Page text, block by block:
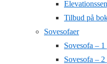
Tilbud på
Sovesofaer
Sovesofa – 1
Sovesofa – 2